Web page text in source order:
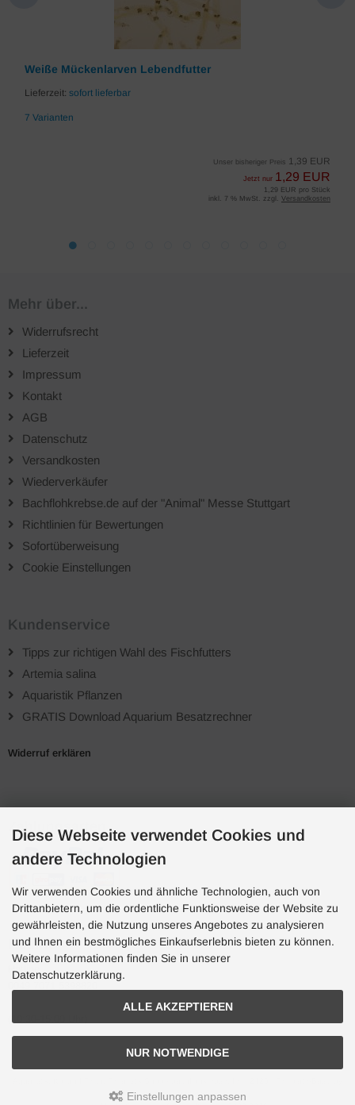
Weiße Mückenlarven Lebendfutter
Lieferzeit: sofort lieferbar
7 Varianten
Unser bisheriger Preis 1,39 EUR
Jetzt nur 1,29 EUR
1,29 EUR pro Stück
inkl. 7 % MwSt. zzgl. Versandkosten
Mehr über...
Widerrufsrecht
Lieferzeit
Impressum
Kontakt
AGB
Datenschutz
Versandkosten
Wiederverkäufer
Bachflohkrebse.de auf der "Animal" Messe Stuttgart
Richtlinien für Bewertungen
Sofortüberweisung
Cookie Einstellungen
Kundenservice
Tipps zur richtigen Wahl des Fischfutters
Artemia salina
Aquaristik Pflanzen
GRATIS Download Aquarium Besatzrechner
Widerruf erklären
Zahlungsarten
Hotline
Hotline
(10:30-15:00 Uhr)
andreas-guder.de
Diese Webseite verwendet Cookies und
andere Technologien
Wir verwenden Cookies und ähnliche Technologien, auch von
Drittanbietern, um die ordentliche Funktionsweise der Website zu
gewährleisten, die Nutzung unseres Angebotes zu analysieren
und Ihnen ein bestmögliches Einkaufserlebnis bieten zu können.
Weitere Informationen finden Sie in unserer
Datenschutzerklärung.
ALLE AKZEPTIEREN
NUR NOTWENDIGE
Einstellungen anpassen